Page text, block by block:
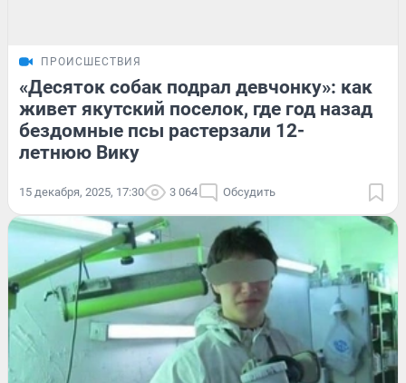
ПРОИСШЕСТВИЯ
«Десяток собак подрал девчонку»: как
живет якутский поселок, где год назад
бездомные псы растерзали 12-
летнюю Вику
15 декабря, 2025, 17:30 3 064 Обсудить